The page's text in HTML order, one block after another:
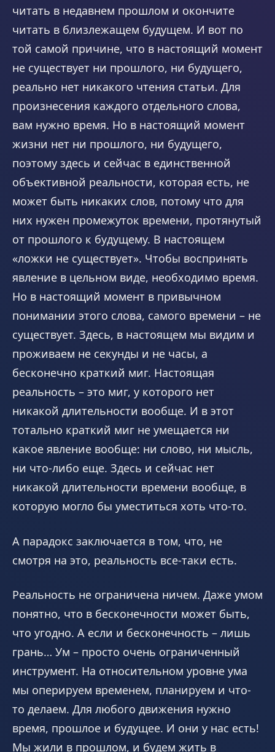
читать в недавнем прошлом и окончите
читать в близлежащем будущем. И вот по
той самой причине, что в настоящий момент
не существует ни прошлого, ни будущего,
реально нет никакого чтения статьи. Для
произнесения каждого отдельного слова,
вам нужно время. Но в настоящий момент
жизни нет ни прошлого, ни будущего,
поэтому здесь и сейчас в единственной
объективной реальности, которая есть, не
может быть никаких слов, потому что для
них нужен промежуток времени, протянутый
от прошлого к будущему. В настоящем
«ложки не существует». Чтобы воспринять
явление в цельном виде, необходимо время.
Но в настоящий момент в привычном
понимании этого слова, самого времени – не
существует. Здесь, в настоящем мы видим и
проживаем не секунды и не часы, а
бесконечно краткий миг. Настоящая
реальность – это миг, у которого нет
никакой длительности вообще. И в этот
тотально краткий миг не умещается ни
какое явление вообще: ни слово, ни мысль,
ни что-либо еще. Здесь и сейчас нет
никакой длительности времени вообще, в
которую могло бы уместиться хоть что-то.
А парадокс заключается в том, что, не
смотря на это, реальность все-таки есть.
Реальность не ограничена ничем. Даже умом
понятно, что в бесконечности может быть,
что угодно. А если и бесконечность – лишь
грань… Ум – просто очень ограниченный
инструмент. На относительном уровне ума
мы оперируем временем, планируем и что-
то делаем. Для любого движения нужно
время, прошлое и будущее. И они у нас есть!
Мы жили в прошлом, и будем жить в